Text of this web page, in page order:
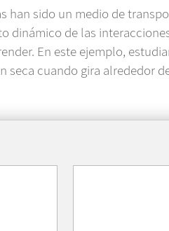
han sido un medio de
dinámico de las
En este ejemplo,
seca cuando gira alrededor